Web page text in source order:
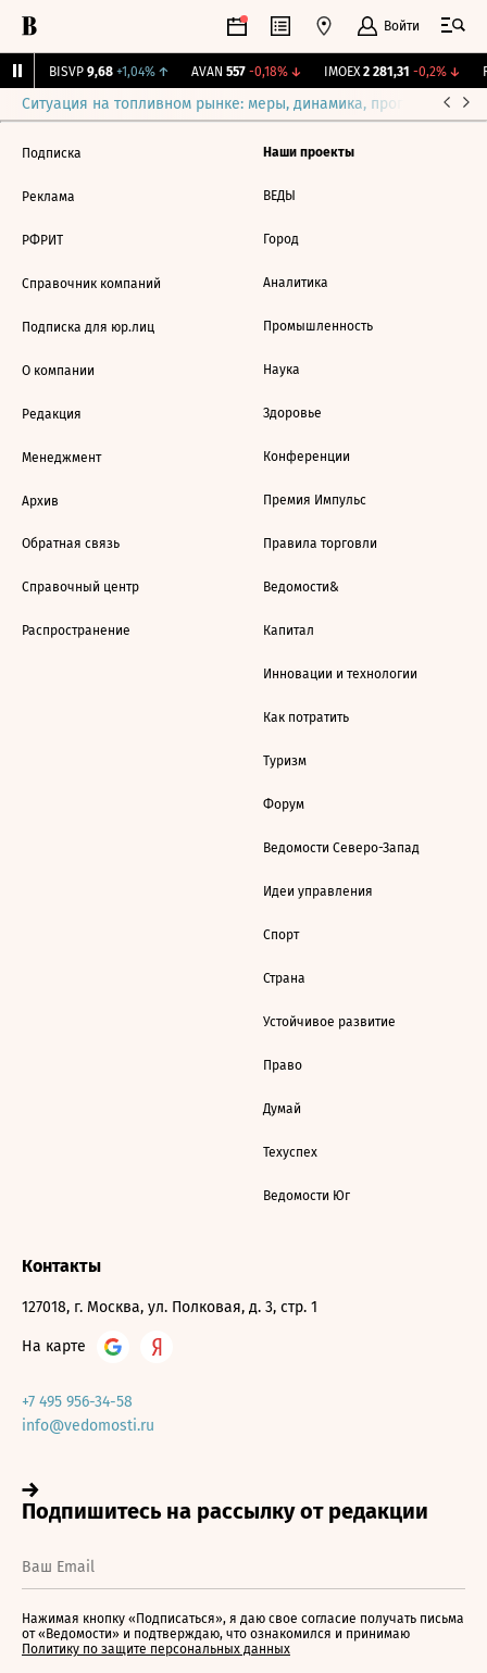
Войти
BISVP 9,68 +1,04%↑ AVAN 557 -0,18%↓ IMOEX 2 281,31 -0,2%↓
Ситуация на топливном рынке: меры, динамика, прогнозы
Подписка
Реклама
РФРИТ
Справочник компаний
Подписка для юр.лиц
О компании
Редакция
Менеджмент
Архив
Обратная связь
Справочный центр
Распространение
Наши проекты
ВЕДЫ
Город
Аналитика
Промышленность
Наука
Здоровье
Конференции
Премия Импульс
Правила торговли
Ведомости&
Капитал
Инновации и технологии
Как потратить
Туризм
Форум
Ведомости Северо-Запад
Идеи управления
Спорт
Страна
Устойчивое развитие
Право
Думай
Техуспех
Ведомости Юг
Контакты
127018, г. Москва, ул. Полковая, д. 3, стр. 1
На карте
+7 495 956-34-58
info@vedomosti.ru
Нажимая кнопку «Подписаться», я даю свое согласие получать письма
от «Ведомости» и подтверждаю, что ознакомился и принимаю
Политику по защите персональных данных